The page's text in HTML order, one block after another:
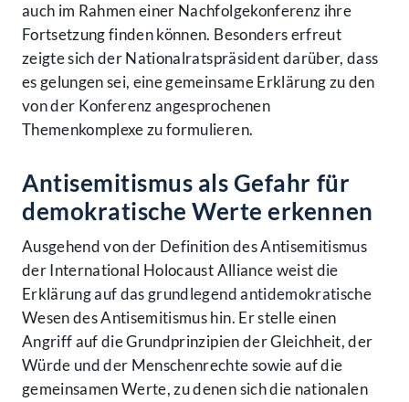
auch im Rahmen einer Nachfolgekonferenz ihre
Fortsetzung finden können. Besonders erfreut
zeigte sich der Nationalratspräsident darüber, dass
es gelungen sei, eine gemeinsame Erklärung zu den
von der Konferenz angesprochenen
Themenkomplexe zu formulieren.
Antisemitismus als Gefahr für
demokratische Werte erkennen
Ausgehend von der Definition des Antisemitismus
der International Holocaust Alliance weist die
Erklärung auf das grundlegend antidemokratische
Wesen des Antisemitismus hin. Er stelle einen
Angriff auf die Grundprinzipien der Gleichheit, der
Würde und der Menschenrechte sowie auf die
gemeinsamen Werte, zu denen sich die nationalen